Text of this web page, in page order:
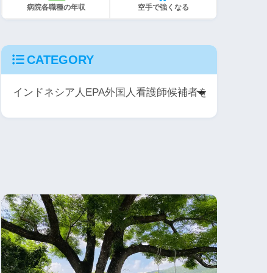
病院各職種の年収 空手で強くなる
CATEGORY